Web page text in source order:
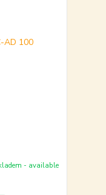
- available